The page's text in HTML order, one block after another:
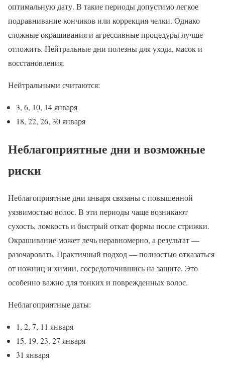
оптимальную дату. В такие периоды допустимо легкое
подравнивание кончиков или коррекция челки. Однако
сложные окрашивания и агрессивные процедуры лучше
отложить. Нейтральные дни полезны для ухода, масок и
восстановления.
Нейтральными считаются:
3, 6, 10, 14 января
18, 22, 26, 30 января
Неблагоприятные дни и возможные
риски
Неблагоприятные дни января связаны с повышенной
уязвимостью волос. В эти периоды чаще возникают
сухость, ломкость и быстрый откат формы после стрижки.
Окрашивание может лечь неравномерно, а результат —
разочаровать. Практичный подход — полностью отказаться
от ножниц и химии, сосредоточившись на защите. Это
особенно важно для тонких и поврежденных волос.
Неблагоприятные даты:
1, 2, 7, 11 января
15, 19, 23, 27 января
31 января